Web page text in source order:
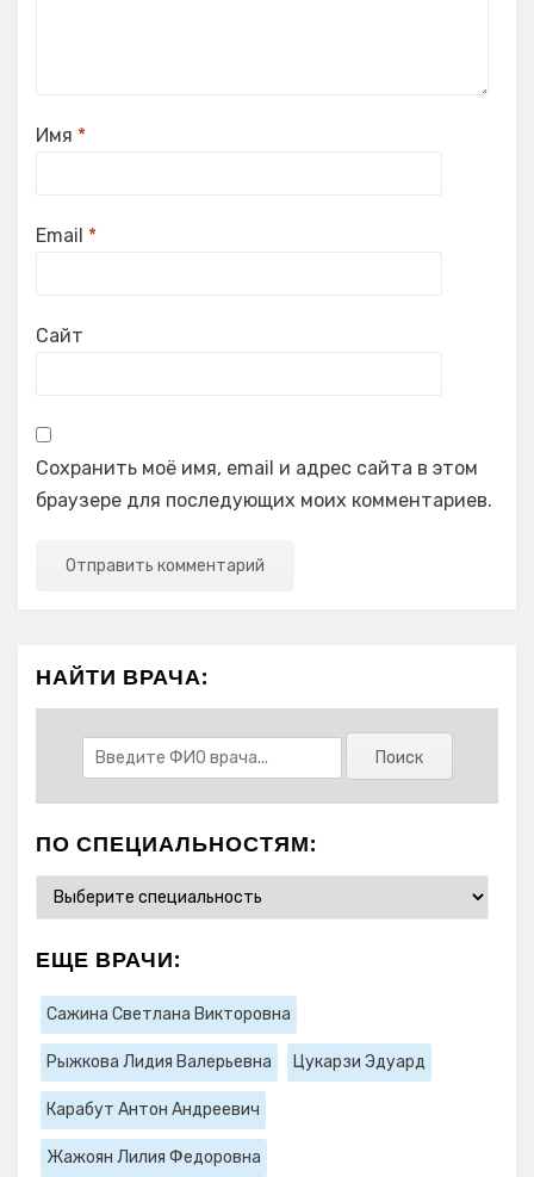
Имя *
Email *
Сайт
Сохранить моё имя, email и адрес сайта в этом
браузере для последующих моих комментариев.
НАЙТИ ВРАЧА:
ПО СПЕЦИАЛЬНОСТЯМ:
ЕЩЕ ВРАЧИ:
Сажина Светлана Викторовна
Рыжкова Лидия Валерьевна Цукарзи Эдуард
Карабут Антон Андреевич
Жажоян Лилия Федоровна